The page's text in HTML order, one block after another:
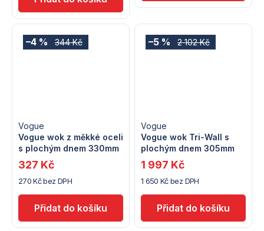
344 Kč
–4 %
Vogue wok z měkké oceli
s plochým dnem 330mm
Vogue
270 Kč bez DPH
327 Kč
2 102 Kč
–5 %
Vogue wok Tri-Wall s
plochým dnem 305mm
Vogue
1 650 Kč bez DPH
1 997 Kč